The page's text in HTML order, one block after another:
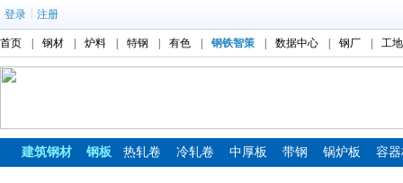
登录 注册
首页 钢材 炉料 特钢 有色 钢铁智策 数据中心 钢厂 工
建筑钢材 钢板 热轧卷 冷轧卷 中厚板 带钢 锅炉板 容